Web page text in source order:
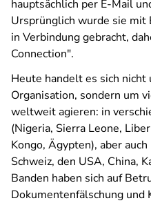
hauptsächlich per E-Mail
Ursprünglich wurde sie mit
in Verbindung gebracht,
Connection".
Heute handelt es sich nicht
Organisation, sondern um
weltweit agieren: in
(Nigeria, Sierra Leone,
Kongo, Ägypten), aber
Schweiz, den USA, China,
Banden haben sich auf
Dokumentenfälschung